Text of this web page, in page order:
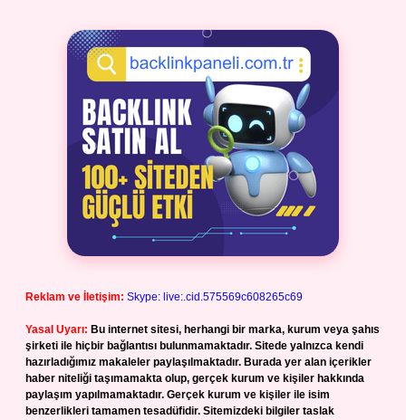
Reklam ve İletişim: Skype: live:.cid.575569c608265c69
Yasal Uyarı: Bu internet sitesi, herhangi bir marka, kurum veya şahıs
şirketi ile hiçbir bağlantısı bulunmamaktadır. Sitede yalnızca kendi
hazırladığımız makaleler paylaşılmaktadır. Burada yer alan içerikler
haber niteliği taşımamakta olup, gerçek kurum ve kişiler hakkında
paylaşım yapılmamaktadır. Gerçek kurum ve kişiler ile isim
benzerlikleri tamamen tesadüfidir. Sitemizdeki bilgiler taslak